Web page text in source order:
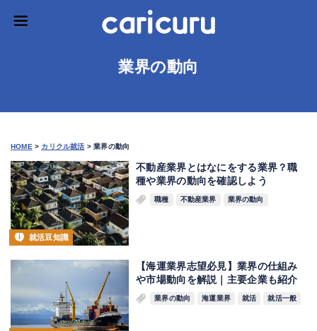
業界の動向
HOME > カリクル就活 >業界の動向
就活豆知識
不動産業界とはなにをする業界？職
種や業界の動向を確認しよう
職種 不動産業界 業界の動向
【海運業界志望必見】業界の仕組み
や市場動向を解説｜主要企業も紹介
業界の動向 海運業界 就活 就活一般